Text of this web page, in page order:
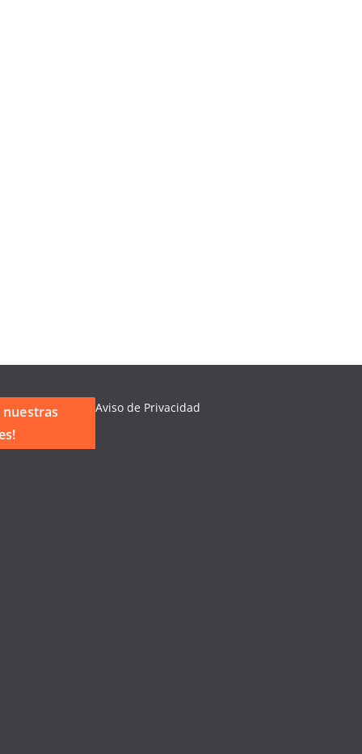
nuestras
Aviso de Privacidad